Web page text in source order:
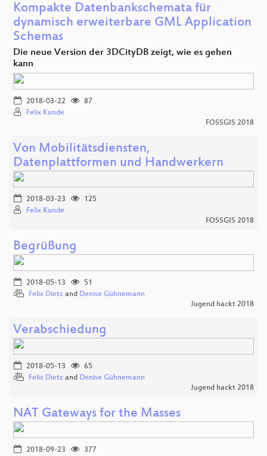
Kompakte Datenbankschemata für
dynamisch erweiterbare GML Application
Schemas
Die neue Version der 3DCityDB zeigt, wie es gehen
kann
2018-03-22
87
Felix Kunde
FOSSGIS 2018
Von Mobilitätsdiensten,
Datenplattformen und Handwerkern
2018-03-23
125
Felix Kunde
FOSSGIS 2018
Begrüßung
2018-05-13
51
Felix Dietz and Denise Gühnemann
Jugend hackt 2018
Verabschiedung
2018-05-13
65
Felix Dietz and Denise Gühnemann
Jugend hackt 2018
NAT Gateways for the Masses
2018-09-23
377